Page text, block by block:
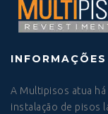
A Multipisos atua há
instalação de pisos